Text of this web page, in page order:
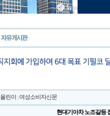
올린이 : 여성소비자신문
현대기아차 노조갈등